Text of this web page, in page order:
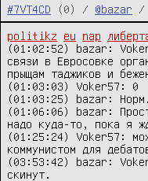
#7VT4CD
(0) / @bazar /
politikz eu nap
(01:02:52) bazar:
связи в Евросовке
прыщам таджиков и
(01:03:03) Voker57: 0
(01:03:25) bazar: Норм.
(01:06:06) bazar:
надо куда-то, пока я
(01:25:24) Voker57:
коммунистом для
(03:53:42) bazar:
скинут.